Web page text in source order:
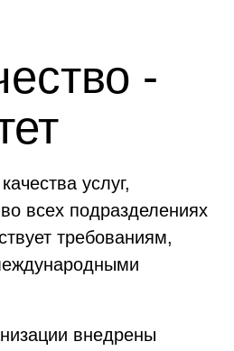
-
услуг,
всех подразделениях
требованиям,
внедрены